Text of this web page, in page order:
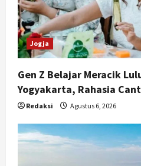
Jogja
Gen Z Belajar Meracik
Yogyakarta, Rahasia
Redaksi Agustus 6, 2026